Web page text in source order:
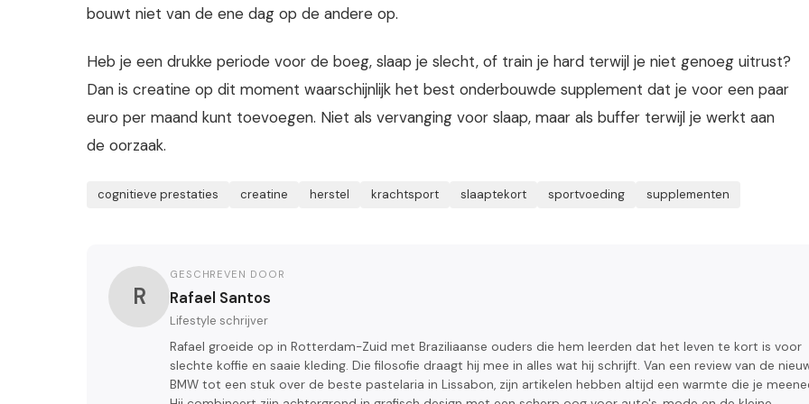
bouwt niet van de ene dag op de andere op.
Heb je een drukke periode voor de boeg, slaap je slecht, of train je hard terwijl je niet genoeg uitrust?
Dan is creatine op dit moment waarschijnlijk het best onderbouwde supplement dat je voor een paar
euro per maand kunt toevoegen. Niet als vervanging voor slaap, maar als buffer terwijl je werkt aan
de oorzaak.
cognitieve prestaties creatine herstel krachtsport slaaptekort sportvoeding supplementen
R
GESCHREVEN DOOR
Rafael Santos
Lifestyle schrijver
Rafael groeide op in Rotterdam-Zuid met Braziliaanse ouders die hem leerden dat het leven te kort is voor
slechte koffie en saaie kleding. Die filosofie draagt hij mee in alles wat hij schrijft. Van een review van de
BMW tot een stuk over de beste pastelaria in Lissabon, zijn artikelen hebben altijd een warmte die je